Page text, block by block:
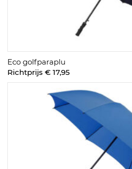
Eco golfparaplu
Richtprijs € 17,95